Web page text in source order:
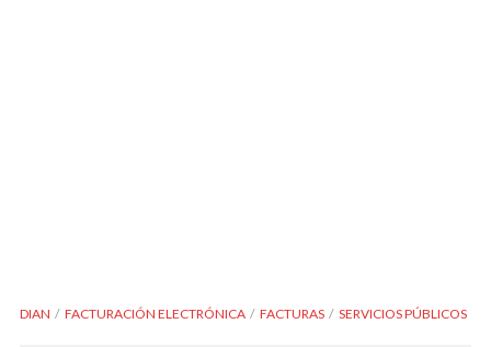
DIAN FACTURACIÓN ELECTRÓNICA FACTURAS SERVICIOS PÚBLICOS